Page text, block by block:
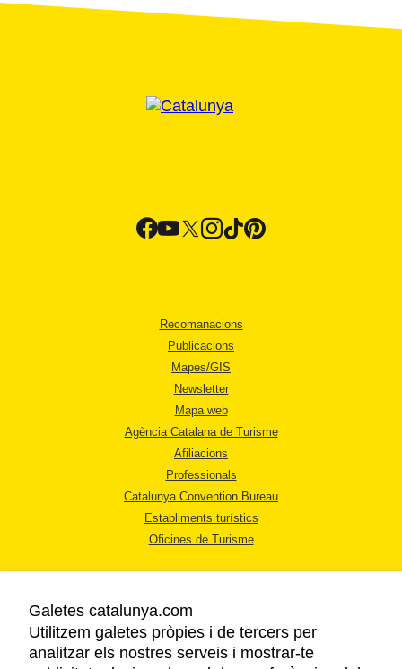
Recomanacions
Publicacions
Mapes/GIS
Newsletter
Mapa web
Agència Catalana de Turisme
Afiliacions
Professionals
Catalunya Convention Bureau
Establiments turístics
Oficines de Turisme
AVÍS LEGAL
Galetes catalunya.com
Utilitzem galetes pròpies i de tercers per
analitzar els nostres serveis i mostrar-te